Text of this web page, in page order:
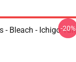
- Bleach - Ichigo-20%